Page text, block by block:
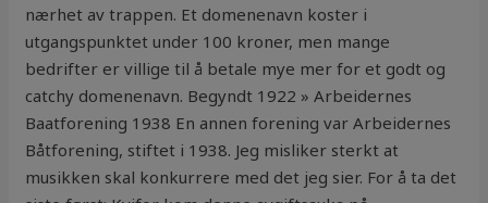
nærhet av trappen. Et domenenavn koster i
utgangspunktet under 100 kroner, men mange
bedrifter er villige til å betale mye mer for et godt og
catchy domenenavn. Begyndt 1922 » Arbeidernes
Baatforening 1938 En annen forening var Arbeidernes
Båtforening, stiftet i 1938. Jeg misliker sterkt at
musikken skal konkurrere med det jeg sier. For å ta det